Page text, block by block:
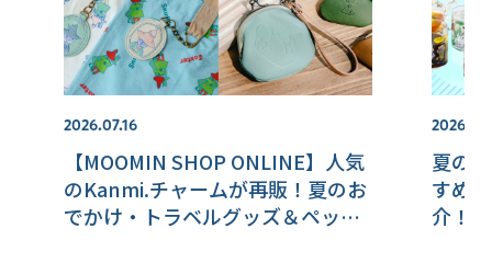
2026.07.16
【MOOMIN SHOP ONLINE】人気
のKanmi.チャームが再販！夏のお
でかけ・トラベルグッズ＆ペット
夏の
すめ
介！！